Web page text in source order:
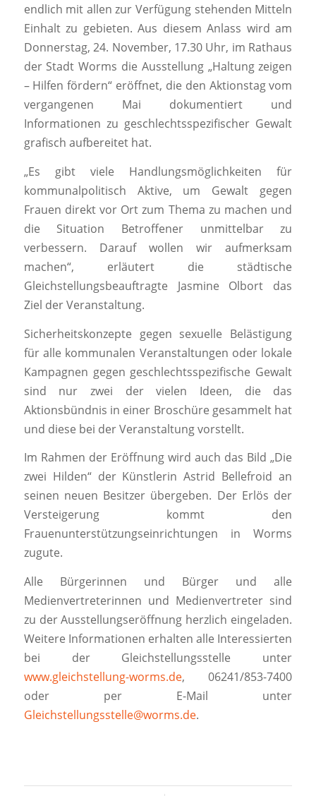
endlich mit allen zur Verfügung stehenden Mitteln
Einhalt zu gebieten. Aus diesem Anlass wird am
Donnerstag, 24. November, 17.30 Uhr, im Rathaus
der Stadt Worms die Ausstellung „Haltung zeigen
– Hilfen fördern“ eröffnet, die den Aktionstag vom
vergangenen Mai dokumentiert und
Informationen zu geschlechtsspezifischer Gewalt
grafisch aufbereitet hat.
„Es gibt viele Handlungsmöglichkeiten für
kommunalpolitisch Aktive, um Gewalt gegen
Frauen direkt vor Ort zum Thema zu machen und
die Situation Betroffener unmittelbar zu
verbessern. Darauf wollen wir aufmerksam
machen“, erläutert die städtische
Gleichstellungsbeauftragte Jasmine Olbort das
Ziel der Veranstaltung.
Sicherheitskonzepte gegen sexuelle Belästigung
für alle kommunalen Veranstaltungen oder lokale
Kampagnen gegen geschlechtsspezifische Gewalt
sind nur zwei der vielen Ideen, die das
Aktionsbündnis in einer Broschüre gesammelt hat
und diese bei der Veranstaltung vorstellt.
Im Rahmen der Eröffnung wird auch das Bild „Die
zwei Hilden“ der Künstlerin Astrid Bellefroid an
seinen neuen Besitzer übergeben. Der Erlös der
Versteigerung kommt den
Frauenunterstützungseinrichtungen in Worms
zugute.
Alle Bürgerinnen und Bürger und alle
Medienvertreterinnen und Medienvertreter sind
zu der Ausstellungseröffnung herzlich eingeladen.
Weitere Informationen erhalten alle Interessierten
bei der Gleichstellungsstelle unter
www.gleichstellung-worms.de, 06241/853-7400
oder per E-Mail unter
Gleichstellungsstelle@worms.de.